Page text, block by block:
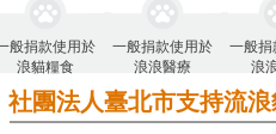
般捐款使用於
浪貓糧食
一般捐款使用於
浪浪醫療
一般捐
浪
社團法人臺北市支持流